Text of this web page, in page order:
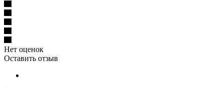
Нет оценок
Оставить отзыв